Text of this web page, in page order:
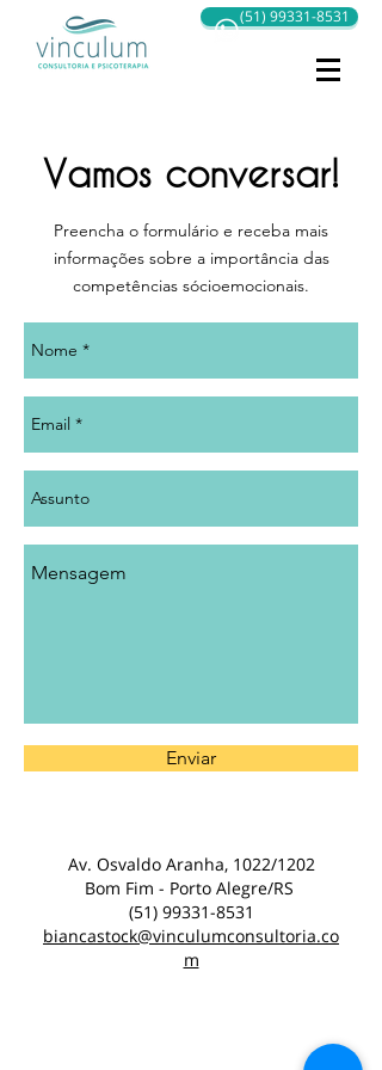
(51) 99331-8531
Vamos conversar!
Preencha o formulário e receba mais
informações sobre a importância das
competências sócioemocionais.
Av. Osvaldo Aranha, 1022/1202
Bom Fim - Porto Alegre/RS
(51) 99331-8531
biancastock@vinculumconsultoria.co
m
Enviar